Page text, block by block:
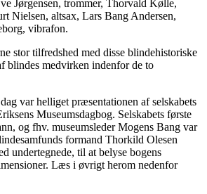
Jørgensen, trommer, Thorvald Kølle,
Nielsen, altsax, Lars Bang Andersen,
vibrafon.
stor tilfredshed med disse blindehistoriske
blindes medvirken indenfor de to
var helliget præsentationen af selskabets
Museumsdagbog. Selskabets første
og fhv. museumsleder Mogens Bang var
formand Thorkild Olesen
undertegnede, til at belyse bogens
Læs i øvrigt herom nedenfor